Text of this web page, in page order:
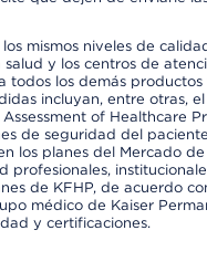
mismos niveles de
y los centros de
todos los demás
incluyan, entre otras,
of Healthcare
de seguridad del
los planes del Mercado
profesionales,
de KFHP, de acuerdo
médico de Kaiser
y certificaciones.